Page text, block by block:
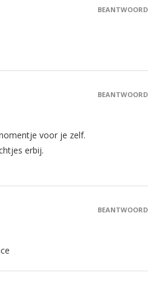
BEANTWOORD
voor je zelf.
erbij.
BEANTWOORD
BEANTWOORD